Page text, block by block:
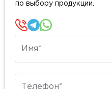
по выбору продукции.